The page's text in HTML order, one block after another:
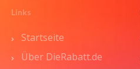
Links
Startseite
Über DieRabatt.de